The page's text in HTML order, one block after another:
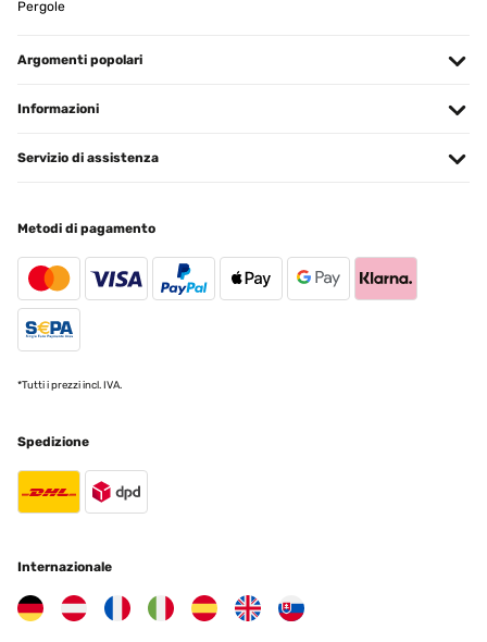
Tradurre
29/05/2023
amplia capota, esta sombrilla de jardín proporciona una protección
solar excepcional durante el día. Pero lo que realmente lo distingue
es su encantadora transformación nocturna.Alimentadas por
paneles solares, las luces LED en la parte superior y en el interior
de la sombrilla se cargan durante el día, lo que le permite disfrutar
de su abrazo luminoso una vez que desciende el crepúsculo.Puede
modificar sin esfuerzo el ángulo y la altura de su posición, lo que
Usuario/a de amazon
fantastisch! Die LED-Beleuchtung schafft eine wunderschöne
bietet ausgezeichneten UV-Schutz, ist einfach aufzubauen und
robust. Er ist zudem stilvoll und umweltfreundlich. Absolut
Pergole
Argomenti popolari
Informazioni
Servizio di assistenza
Metodi di pagamento
*Tutti i prezzi incl. IVA.
Spedizione
Internazionale